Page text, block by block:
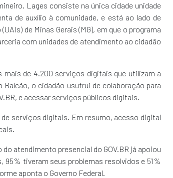
Lages consiste na única cidade unidade
de auxílio à comunidade, e está ao lado de
de Minas Gerais (MG), em que o programa
com unidades de atendimento ao cidadão
mais de 4.200 serviços digitais que utilizam a
o cidadão usufrui de colaboração para
e acessar serviços públicos digitais.
serviços digitais. Em resumo, acesso digital
atendimento presencial do GOV.BR já apoiou
tiveram seus problemas resolvidos e 51%
aponta o Governo Federal.